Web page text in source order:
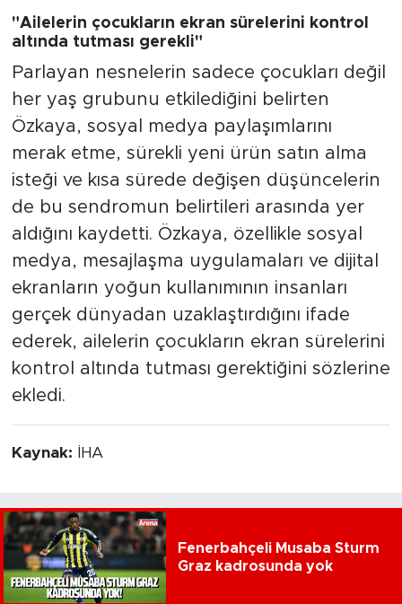
"Ailelerin çocukların ekran sürelerini kontrol
altında tutması gerekli"
Parlayan nesnelerin sadece çocukları değil
her yaş grubunu etkilediğini belirten
Özkaya, sosyal medya paylaşımlarını
merak etme, sürekli yeni ürün satın alma
isteği ve kısa sürede değişen düşüncelerin
de bu sendromun belirtileri arasında yer
aldığını kaydetti. Özkaya, özellikle sosyal
medya, mesajlaşma uygulamaları ve dijital
ekranların yoğun kullanımının insanları
gerçek dünyadan uzaklaştırdığını ifade
ederek, ailelerin çocukların ekran sürelerini
kontrol altında tutması gerektiğini sözlerine
ekledi.
Kaynak: İHA
Fenerbahçeli Musaba Sturm
Graz kadrosunda yok